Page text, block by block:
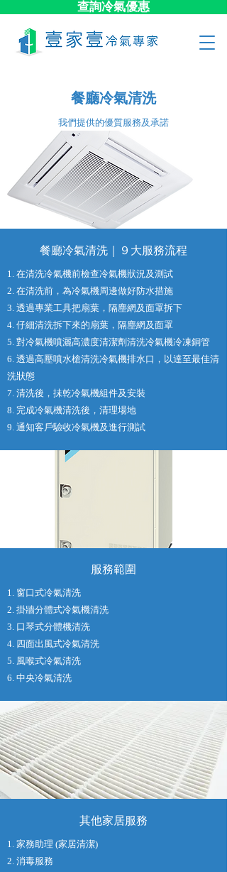
查詢冷氣優惠
餐廳冷氣清洗
​我們提供的優質服務及承諾
餐廳冷氣清洗｜９大​服務流程
1. 在清洗冷氣機前檢查冷氣機狀況及測試
2. 在清洗前，為冷氣機周邊做好防水措施
3. 透過專業工具把扇葉，隔塵網及面罩拆下
4. 仔細清洗拆下來的扇葉，隔塵網及面罩
5. 對冷氣機噴灑高濃度清潔劑清洗冷氣機冷凍銅管
6. 透過高壓噴水槍清洗冷氣機排水口，以達至最佳清
洗狀態
7. 清洗後，抺乾冷氣機組件及安裝
8. 完成冷氣機清洗後，清理場地
9. 通知客戶驗收冷氣機及進行測試
服務範圍
1. 窗口式冷氣清洗
2. 掛牆分體式冷氣機清洗
3. 口琴式分體機清洗
4. 四面出風式冷氣清洗
5. 風喉式冷氣清洗
6. 中央冷氣清洗
其他家居服務
1. 家務助理 (家居清潔)
2. 消毒服務